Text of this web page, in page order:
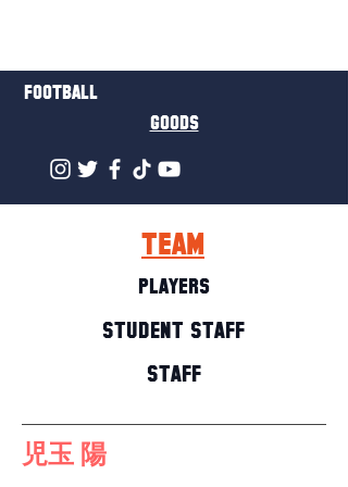
FOOTBALL
GOODS
TEAM
PLAYERS
STUDENT STAFF
STAFF
児玉 陽